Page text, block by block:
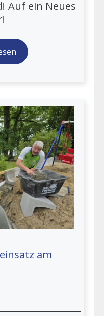
Auf ein Neues
am